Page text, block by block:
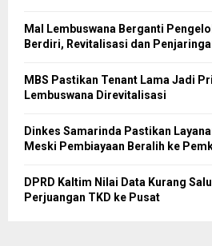
Mal Lembuswana Berganti
Berdiri, Revitalisasi dan
MBS Pastikan Tenant Lama Jadi
Lembuswana Direvitalisasi
Dinkes Samarinda Pastikan
Meski Pembiayaan Beralih ke
DPRD Kaltim Nilai Data Kurang
Perjuangan TKD ke Pusat